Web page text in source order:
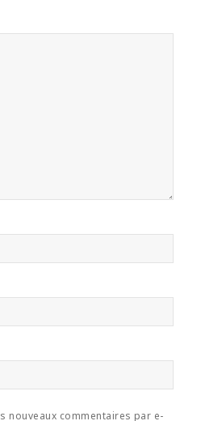
nouveaux commentaires par e-